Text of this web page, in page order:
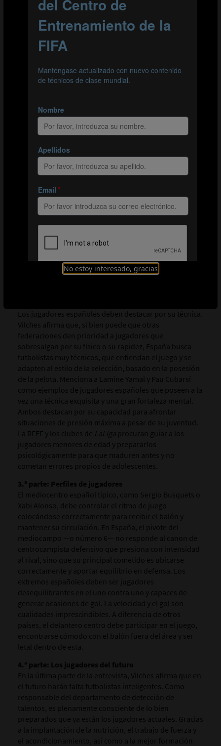
No estoy interesado, gracias
LEER EL RESUMEN
1.ª parte: Proceso de detección de talentos
detección de jugadores de talento de la RFEF y explica
cómo se trabaja en su departamento. Él y sus
colaboradores hacen un seguimiento periódico del
en directo y elaboran informes escritos y visuales de
futbolistas que podrían poseer las características que
buscan las selecciones nacionales juveniles. Este
proceso se ha visto reforzado por el aumento de la
financiación de la RFEF. El objetivo es proporcionar a los
seleccionadores el mayor número posible de jugadores
un rendimiento idóneo, pero, si logran adaptarse al
perfil que se busca, tendrán más posibilidades de ser
seleccionados. En este sentido, se da prioridad a
confeccionar una lista amplia entre la que elegir por
Los jugadores españoles deben destacar por su técnica.
Vilches afirma que, si bien puede que otras
federaciones den prioridad a jugadores que
sobresalgan por su físico o su rapidez, España busca
futbolistas muy técnicos, que entiendan el juego y se
adapten al estilo de la selección, basado en la posesión
de la pelota. Menciona a Lamine Yamal y Pau Cubarsí
como ejemplos de jugadores españoles que poseen a la
vez una técnica exquisita y una gran fortaleza mental.
Ambos destacan por su capacidad para afrontar
situaciones de presión máxima a pesar de su juventud.
La RFEF y los clubes de LaLigaprocuran guiar a los
jugadores menores de edad y prepararlos
psicológicamente para que maduren antes y no
cometan errores propios de adolescentes.
3.ª parte: Perfiles de jugadores
El mediocentro español típico, como Sergio Busquets o
Xabi Alonso, debe controlar el ritmo de juego
colocándose correctamente para recibir el balón y
mantener su circulación. En España, el pivote del
mediocampo —o número 6— no responde al canon de
centrocampista defensivo que presiona con intensidad
al rival, sino que su principal cometido es ubicarse
correctamente y aportar equilibrio en defensa. Los
extremos españoles deben ser jugadores
desequilibrantes en el uno contra uno y capaces de
generar ocasiones de gol. La velocidad y el gol son
cualidades imprescindibles. A diferencia de otros
países, el delantero centro debe participar en el juego,
encontrarse cómodo con el balón fuera del área y ser
letal dentro de esta.
4.ª parte: Los jugadores del futuro
En la última parte de la entrevista, Vilches afirma que en
el futuro harán falta futbolistas inteligentes. Como
responsable del departamento de detección de
talentos, es plenamente consciente de lo bien
preparados que ya están los jugadores actuales. Gracias
a la implantación de la nutrición, el trabajo de fuerza y
el acondicionamiento, así como a la mejor formación